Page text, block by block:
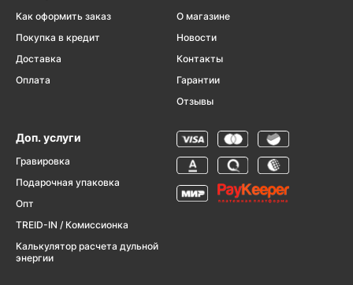
Как оформить заказ
Покупка в кредит
Доставка
Оплата
О магазине
Новости
Контакты
Гарантии
Отзывы
Доп. услуги
Гравировка
Подарочная упаковка
Опт
TREID-IN / Комиссионка
Калькулятор расчета дульной
энергии